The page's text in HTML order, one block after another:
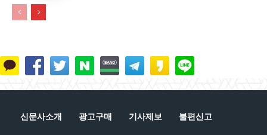
신문사소개 광고구매 기사제보 불편신고